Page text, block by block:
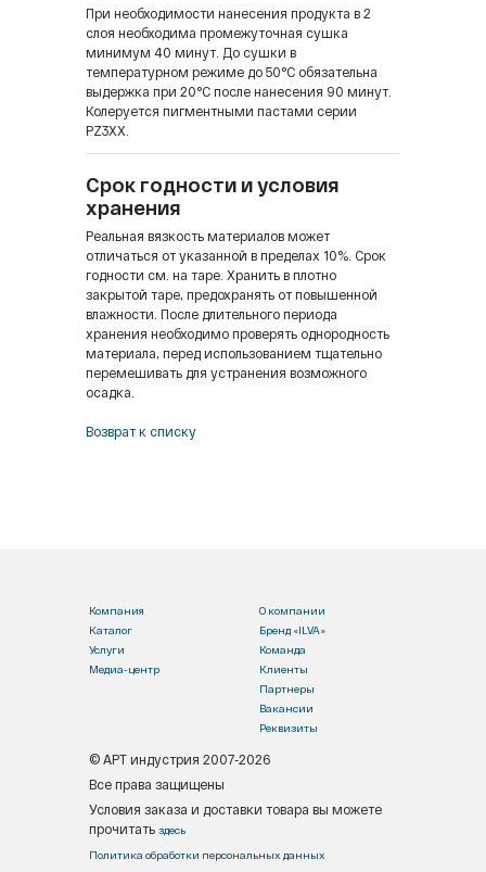
При необходимости нанесения продукта в 2
слоя необходима промежуточная сушка
минимум 40 минут. До сушки в
температурном режиме до 50°C обязательна
выдержка при 20°C после нанесения 90 минут.
Колеруется пигментными пастами серии
PZ3XX.
Срок годности и условия
хранения
Реальная вязкость материалов может
отличаться от указанной в пределах 10%. Срок
годности см. на таре. Хранить в плотно
закрытой таре, предохранять от повышенной
влажности. После длительного периода
хранения необходимо проверять однородность
материала, перед использованием тщательно
перемешивать для устранения возможного
осадка.
Возврат к списку
© АРТ индустрия 2007-2026
Все права защищены
Условия заказа и доставки товара вы можете
прочитать здесь
Политика обработки персональных данных
О компании
Бренд «ILVA»
Команда
Клиенты
Партнеры
Вакансии
Реквизиты
Компания
Каталог
Услуги
Медиа-центр